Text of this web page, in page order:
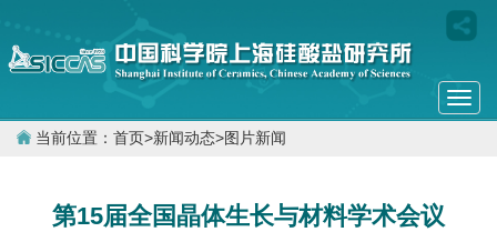
当前位置： 首页>新闻动态>图片新闻
第15届全国晶体生长与材料学术会议